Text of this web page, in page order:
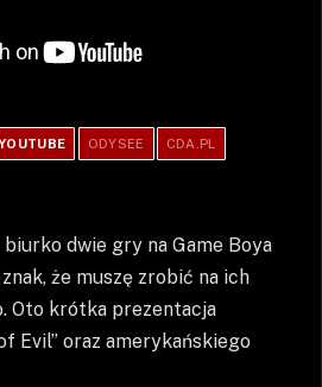
ODYSEE CDA.PL
biurko dwie gry na Game Boya
że muszę zrobić na ich
Oto krótka prezentacja
Evil” oraz amerykańskiego